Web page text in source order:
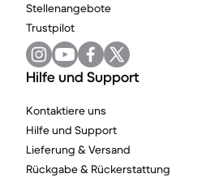
Stellenangebote
Trustpilot
Hilfe und Support
Kontaktiere uns
Hilfe und Support
Lieferung & Versand
Rückgabe & Rückerstattung